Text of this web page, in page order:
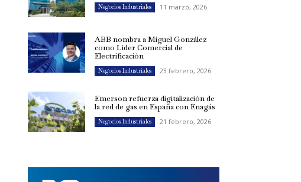
Negocios Industriales 11 marzo, 2026
ABB nombra a Miguel González
como Líder Comercial de
Electrificación
Negocios Industriales 23 febrero, 2026
Emerson refuerza digitalización de
la red de gas en España con Enagás
Negocios Industriales 21 febrero, 2026